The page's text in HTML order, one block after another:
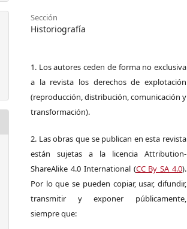
Sección
Historiografía
1. Los autores ceden de forma no exclusiva
a la revista los derechos de explotación
(reproducción, distribución, comunicación y
transformación).
2. Las obras que se publican en esta revista
están sujetas a la licencia Attribution-
ShareAlike 4.0 International (CC By SA 4.0).
Por lo que se pueden copiar, usar, difundir,
transmitir y exponer públicamente,
siempre que: